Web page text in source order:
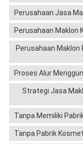
Perusahaan Jasa
Perusahaan Maklon
Perusahaan
Proses Alur
Strategi Jasa
Tanpa Memiliki
Tanpa Pabrik